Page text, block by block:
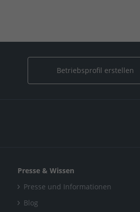
Betriebsprofil erstellen
Presse & Wissen
Presse und Informationen
Blog